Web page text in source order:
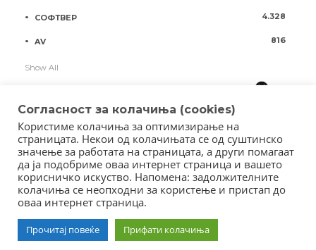
СОФТВЕР 4.328
AV 816
Show All
Copyright © 2018 - Member of IAB Macedonia
Member of Clip Media Group / 2017
Согласност за колачиња (cookies)
Користиме колачиња за оптимизирање на
страницата. Некои од колачињата се од суштинско
значење за работата на страницата, а други помагаат
да ја подобриме оваа интернет страница и вашето
корисничко искуство. Напомена: задолжителните
колачиња се неопходни за користење и пристап до
оваа интернет страница.
Прочитај повеќе Прифати колачиња